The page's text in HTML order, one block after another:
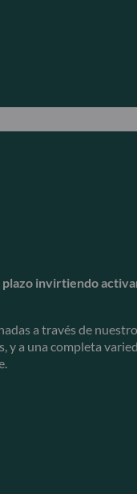
invirtiendo
a través de
y a una completa